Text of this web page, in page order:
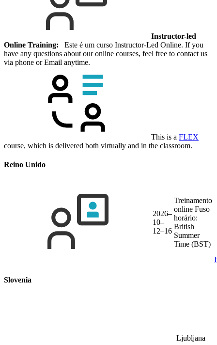
Instructor-led
Online Training: Este é um curso Instructor-Led Online. If you
have any questions about our online courses, feel free to contact us
via phone or Email anytime.
This is a FLEX
course, which is delivered both virtually and in the classroom.
Reino Unido
2026–
10–
12–16
Treinamento
online Fuso
horário:
British
Summer
Time (BST)
Slovenia
Ljubljana